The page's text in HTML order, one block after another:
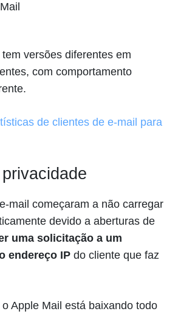
versões diferentes em
com comportamento
de clientes de e-mail para
mail começaram a não carregar
devido a aberturas de
uma solicitação a um
endereço IP do cliente que faz
Apple Mail está baixando todo